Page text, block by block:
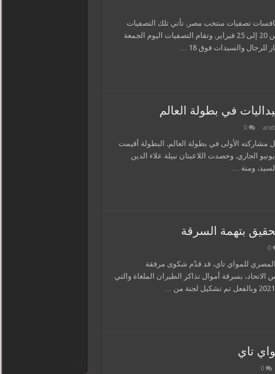
تصفيات منتخب مصر. تأتي تلك التصفيات
استعدادًا للبطولة الإفريقية للمواي تاي والتي ستقام خلال الفترة من 20 إلى 25 فبراير. وتقام التصفيات اليوم الجمعة
في بطولة العالم
0
حصد 6 ميداليات متنوعة خلال مشاركته الأولى في بطولة العالم. البطولة أقيمت
في الإمارات العربية المتحدة، وذلك خلال الفترة من 26 مايو إلى 5 يونيو الجاري. وحصدت اللاعبتان نبيلة علاء الدين
ومنة …
بتهمة السرقة
0
للمواي تاي، قد قدّم شكوى مرفقة
بسرقة أموال تذاكر الطيران الملغاة والتي
تاي
0